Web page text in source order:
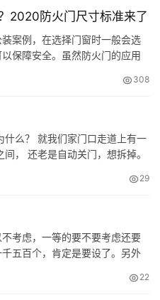
2020防火门尺寸标准来了
案例，在选择门窗时一般会选
保障安全。虽然防火门的应用
门尺寸标准，希望对大家有帮
和耐火完整性要求，耐火等级
308
什么？ 就我们家门口走道上有一
， 还老是自动关门，想拆掉。
定性、完整性和隔热性要求的
通门的作用外，更具有阻…
29
考虑，一等的要不要考虑还要
五百个，肯定是要设了。另外
场或者是礼堂的五台口就要设
22